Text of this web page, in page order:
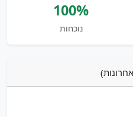
100%
נוכחות